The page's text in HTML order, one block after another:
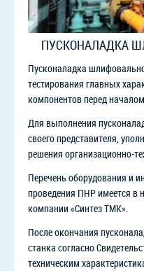
ПУСКОНАЛАДКА
Пусконаладка
тестирования главных
компонентов перед
Для выполнения
своего представителя,
решения организационно-
Перечень оборудования и
проведения ПНР имеется в
компании «Синтез ТМК».
После окончания
станка согласно
техническим